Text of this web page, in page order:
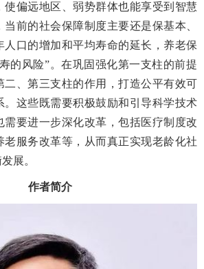
使偏远地区、弱势群体也能享受到智慧
前的社会保障制度主要还是保基本、
人口的增加和平均寿命的延长，养老保
的风险”。在巩固强化第一支柱的前提
二、第三支柱的作用，打造公平有效可
。这些既需要积极鼓励和引导科学技术
需要进一步深化改革，包括医疗制度改
老服务改革等，从而真正实现老龄化社
展。
作者简介